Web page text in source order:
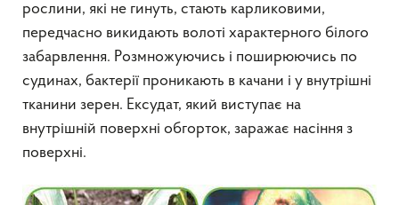
рослини, які не гинуть, стають карликовими,
передчасно викидають волоті характерного білого
забарвлення. Розмножуючись і поширюючись по
судинах, бактерії проникають в качани і у внутрішні
тканини зерен. Ексудат, який виступає на
внутрішній поверхні обгорток, заражає насіння з
поверхні.